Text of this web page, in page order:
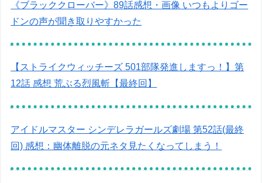
《ブラッククローバー》89話感想・画像 いつもよりゴー
ドンの声が聞き取りやすかった
【ストライクウィッチーズ 501部隊発進しますっ！】第
12話 感想 荒ぶる烈風斬【最終回】
アイドルマスター シンデレラガールズ劇場 第52話(最終
回) 感想：幽体離脱の元ネタ見たくなってしまう！